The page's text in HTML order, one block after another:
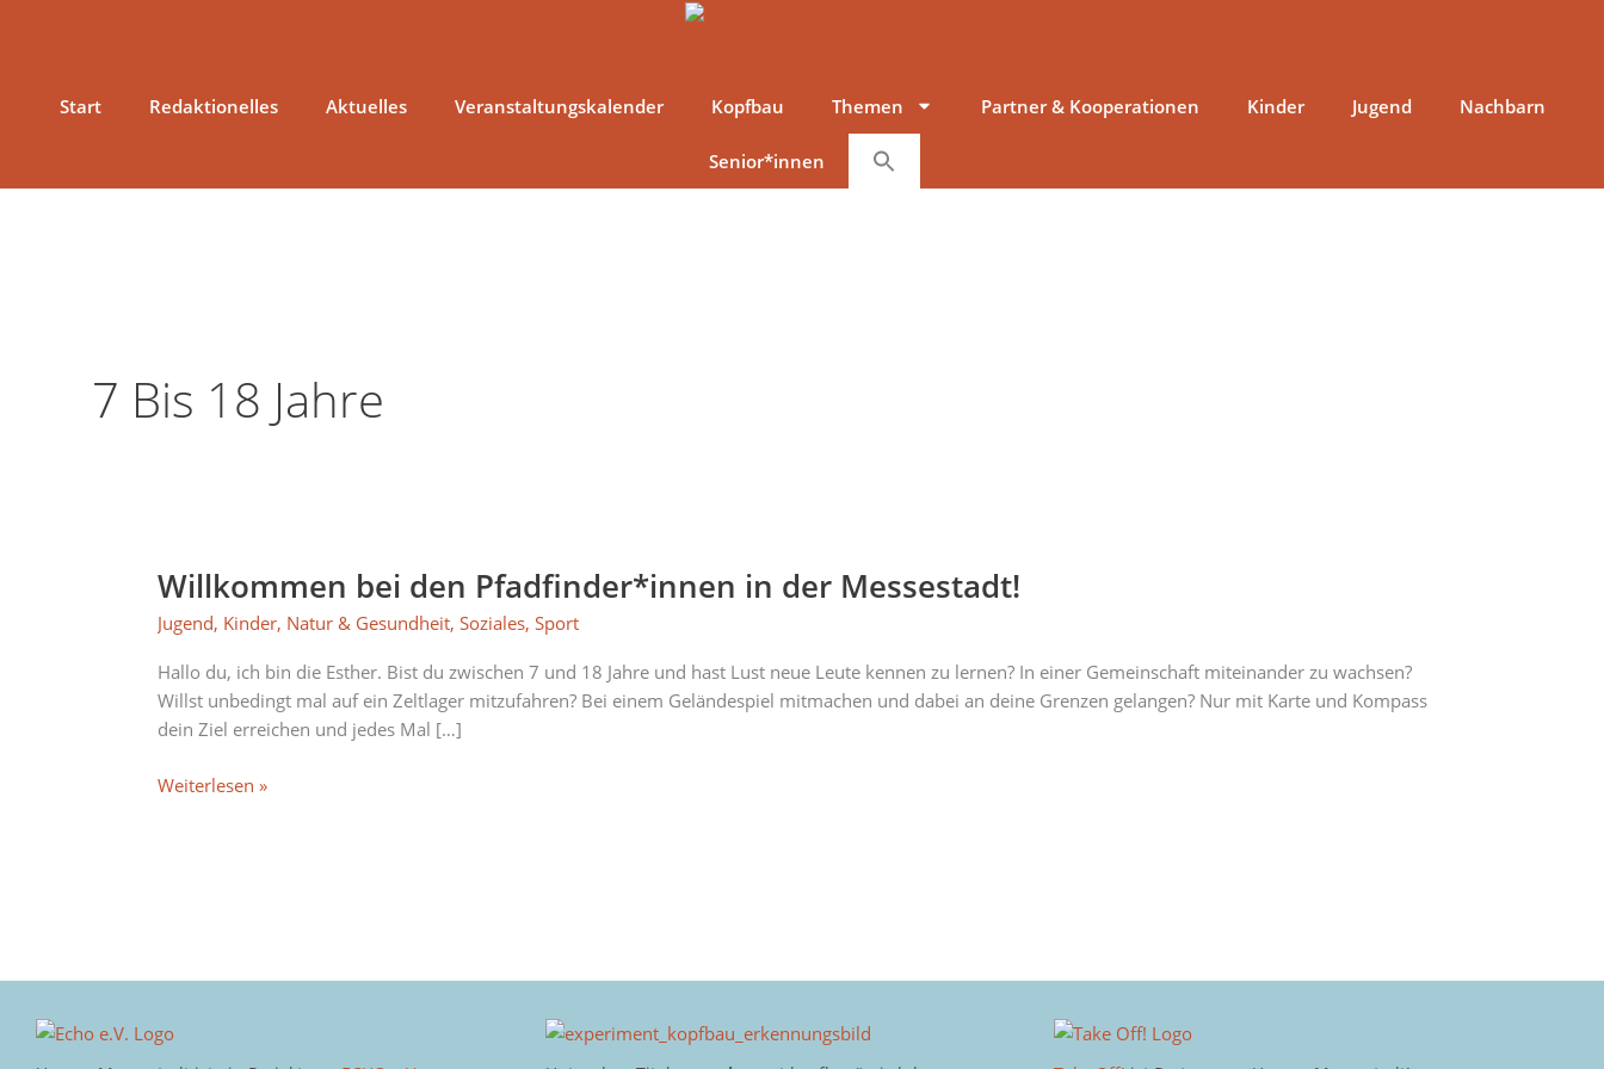
Start
Redaktionelles Aktuelles Veranstaltungskalender Kopfbau Themen Partner & Kooperationen Kinder Jugend Nachbarn
Senior*innen
7 Bis 18 Jahre
Willkommen bei den Pfadfinder*innen in der Messestadt!
Jugend, Kinder, Natur & Gesundheit,Soziales,Sport
Hallo du, ich bin die Esther. Bist du zwischen 7 und 18 Jahre und hast Lust neue Leute kennen zu lernen? In einer Gemeinschaft miteinander zu wachsen?
Willst unbedingt mal auf ein Zeltlager mitzufahren? Bei einem Geländespiel mitmachen und dabei an deine Grenzen gelangen? Nur mit Karte und Kompass
dein Ziel erreichen und jedes Mal […]
Willkommen
den
Pfadfinder*innen
in
der
Weiterlesen »